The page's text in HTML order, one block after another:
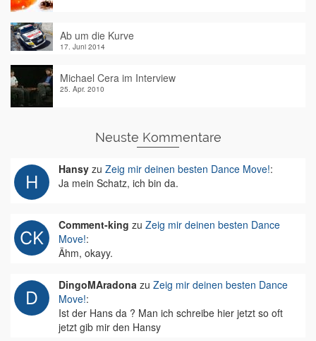
Ab um die Kurve
17. Juni 2014
Michael Cera im Interview
25. Apr. 2010
Neuste Kommentare
Hansy zu Zeig mir deinen besten Dance Move!:
Ja mein Schatz, ich bin da.
Comment-king zu Zeig mir deinen besten Dance
Move!:
Ähm, okayy.
DingoMAradona zu Zeig mir deinen besten Dance
Move!:
Ist der Hans da ? Man ich schreibe hier jetzt so oft
jetzt gib mir den Hansy